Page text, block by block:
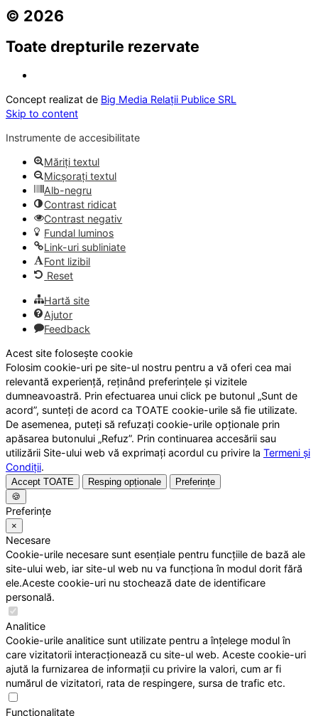
© 2026
Toate drepturile rezervate
Concept realizat de Big Media Relații Publice SRL
Skip to content
Instrumente de accesibilitate
Măriți textul
Micșorați textul
Alb-negru
Contrast ridicat
Contrast negativ
Fundal luminos
Link-uri subliniate
Font lizibil
Reset
Hartă site
Ajutor
Feedback
Acest site folosește cookie
Folosim cookie-uri pe site-ul nostru pentru a vă oferi cea mai
relevantă experiență, reținând preferințele și vizitele
dumneavoastră. Prin efectuarea unui click pe butonul „Sunt de
acord”, sunteți de acord ca TOATE cookie-urile să fie utilizate.
De asemenea, puteți să refuzați cookie-urile opționale prin
apăsarea butonului „Refuz”. Prin continuarea accesării sau
utilizării Site-ului web vă exprimați acordul cu privire la Termeni și
Condiții.
Accept TOATE Resping opționale
Preferințe
🍪
Preferințe
×
Necesare
Cookie-urile necesare sunt esențiale pentru funcțiile de bază ale
site-ului web, iar site-ul web nu va funcționa în modul dorit fără
ele.Aceste cookie-uri nu stochează date de identificare
personală.
Analitice
Cookie-urile analitice sunt utilizate pentru a înțelege modul în
care vizitatorii interacționează cu site-ul web. Aceste cookie-uri
ajută la furnizarea de informații cu privire la valori, cum ar fi
numărul de vizitatori, rata de respingere, sursa de trafic etc.
Funcționalitate